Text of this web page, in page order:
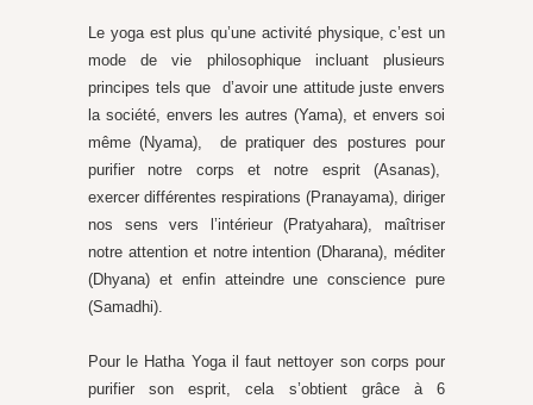
Le yoga est plus qu’une activité physique, c’est un
mode de vie philosophique incluant plusieurs
principes tels que d’avoir une attitude juste envers
la société, envers les autres (Yama), et envers soi
même (Nyama), de pratiquer des postures pour
purifier notre corps et notre esprit (Asanas),
exercer différentes respirations (Pranayama), diriger
nos sens vers l’intérieur (Pratyahara), maîtriser
notre attention et notre intention (Dharana), méditer
(Dhyana) et enfin atteindre une conscience pure
(Samadhi).
Pour le Hatha Yoga il faut nettoyer son corps pour
purifier son esprit, cela s’obtient grâce à 6